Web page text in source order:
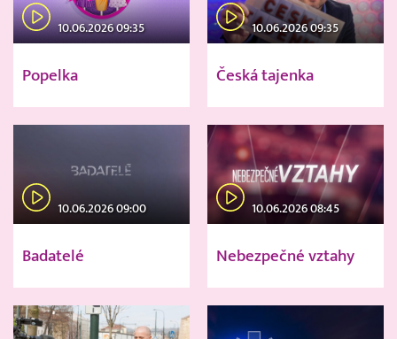
10.06.2026 09:35
Popelka
10.06.2026 09:35
Česká tajenka
10.06.2026 09:00
Badatelé
10.06.2026 08:45
Nebezpečné vztahy